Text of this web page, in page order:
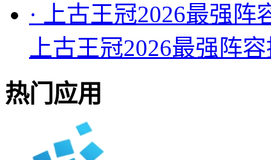
·
上古王冠2026最强
上古王冠2026最强阵
热门应用